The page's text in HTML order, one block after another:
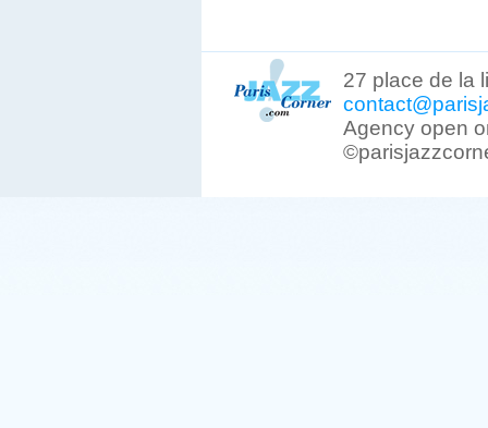
27 place de la
Agency open